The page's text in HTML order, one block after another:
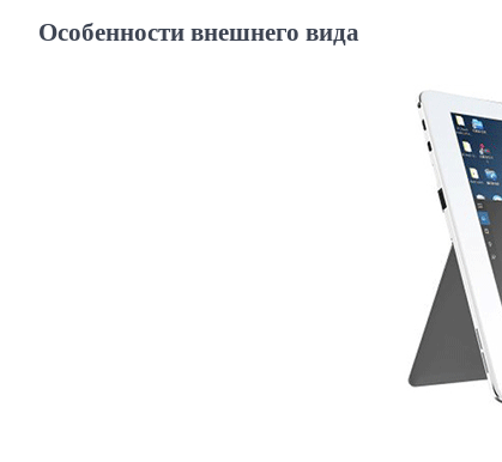
Особенности внешнего вида